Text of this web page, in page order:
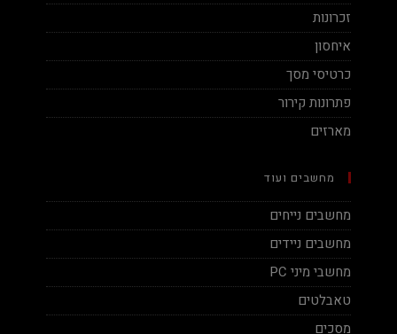
זכרונות
איחסון
כרטיסי מסך
פתרונות קירור
מארזים
מחשבים ועוד
מחשבים נייחים
מחשבים ניידים
מחשבי מיני PC
טאבלטים
מסכים